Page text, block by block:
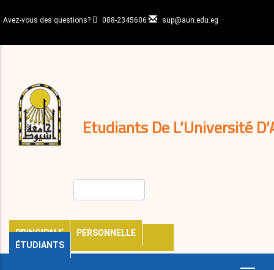
au
principal
Avez-vous des questions? 088-2345606 sup@aun.edu.eg
Etudiants De L’Université
PRINCIPALE
PERSONNELLE
ÉTUDIANTS
décisions
Expatriés
Journal